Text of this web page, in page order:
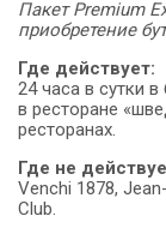
Пакет Premium
приобретение
Где действует:
24 часа в сутки
в ресторане
ресторанах.
Где не
Venchi 1878,
Club.